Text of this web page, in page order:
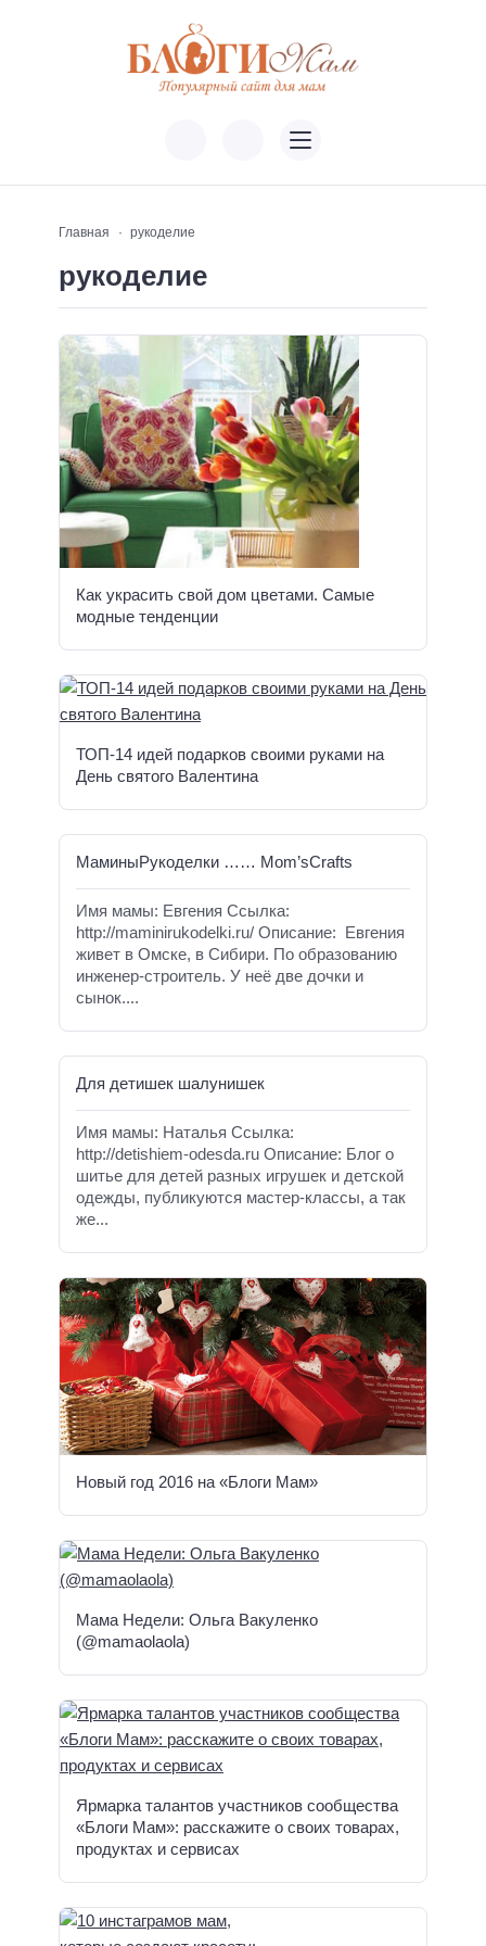
Главная рукоделие
рукоделие
Как украсить свой дом цветами. Самые
модные тенденции
ТОП-14 идей подарков своими руками на
День святого Валентина
МаминыРукоделки …… Mom’sCrafts
Имя мамы: Евгения Ссылка:
http://maminirukodelki.ru/ Описание: Евгения
живет в Омске, в Сибири. По образованию
инженер-строитель. У неё две дочки и
сынок....
Для детишек шалунишек
Имя мамы: Наталья Ссылка:
http://detishiem-odesda.ru Описание: Блог о
шитье для детей разных игрушек и детской
одежды, публикуются мастер-классы, а так
же...
Новый год 2016 на «Блоги Мам»
Мама Недели: Ольга Вакуленко
(@mamaolaola)
Ярмарка талантов участников сообщества
«Блоги Мам»: расскажите о своих товарах,
продуктах и сервисах